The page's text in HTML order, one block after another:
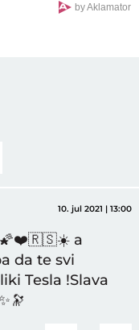
by Aklamator
10. jul 2021 | 13:00
a
da te svi
Tesla !Slava